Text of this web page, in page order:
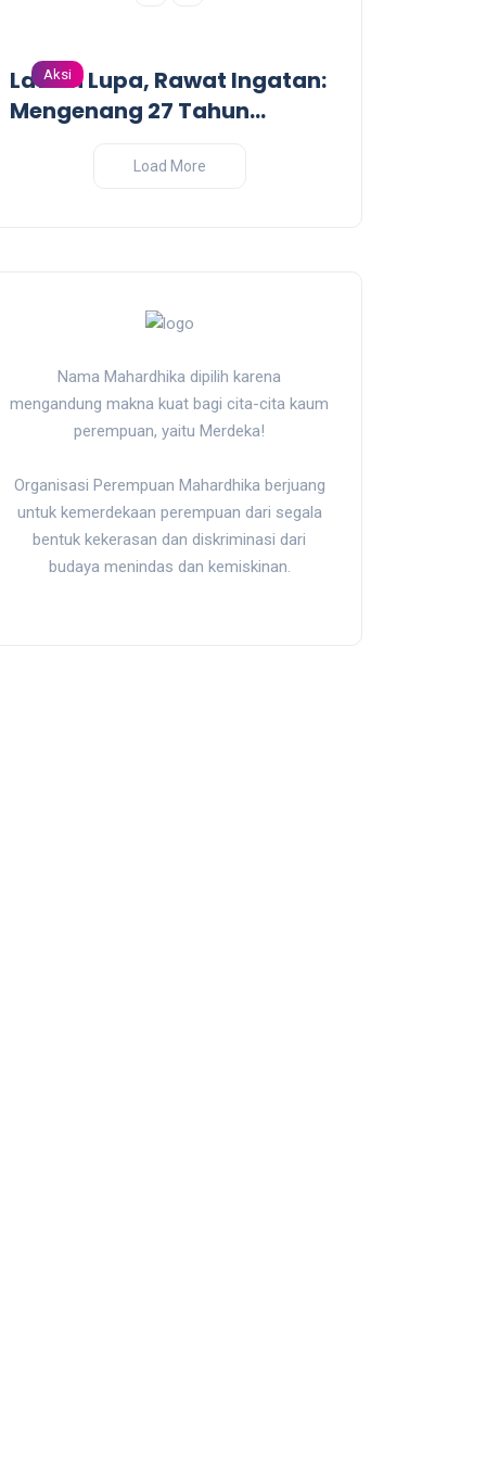
Aksi
Lawan Lupa, Rawat Ingatan:
Mengenang 27 Tahun
Massal oleh Militer
Load More
Nama Mahardhika dipilih karena
mengandung makna kuat bagi cita-cita kaum
perempuan, yaitu Merdeka!
Organisasi Perempuan Mahardhika berjuang
untuk kemerdekaan perempuan dari segala
bentuk kekerasan dan diskriminasi dari
budaya menindas dan kemiskinan.